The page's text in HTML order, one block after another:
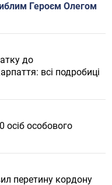
Героєм Олегом
до
всі подробиці
особового
перетину кордону